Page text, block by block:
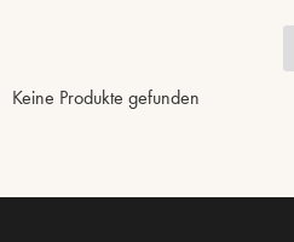
Keine Produkte gefunden